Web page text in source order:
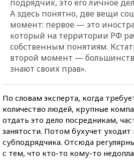
подрядчик, это его личное
А здесь понятно, две вещи
момент: первое — это
который на территории РФ
собственным понятиям.
второй момент —
знают своих прав».
По словам эксперта, когда
количество людей, крупные
отдать это дело посредникам,
занятости. Потом бухучет уходит
субподрядчика. Отсюда
с тем, что кто-то кому-то